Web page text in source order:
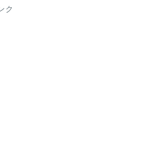
ク